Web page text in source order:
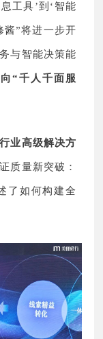
工具’到‘智能
酱”将进一步开
与智能决策能
“千人千面服
业高级解决方
质量新突破：
了如何构建全